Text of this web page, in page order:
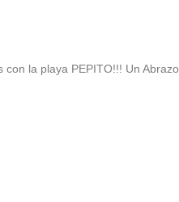
la playa PEPITO!!! Un Abrazo.